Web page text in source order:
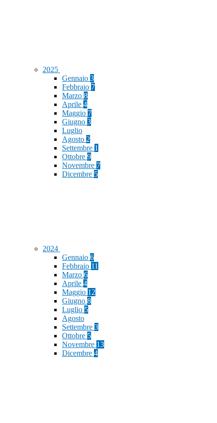
2025
Gennaio 3
Febbraio 7
Marzo 8
Aprile 4
Maggio 7
Giugno 3
Luglio
Agosto 2
Settembre 1
Ottobre 9
Novembre 7
Dicembre 5
2024
Gennaio 6
Febbraio 11
Marzo 6
Aprile 4
Maggio 12
Giugno 8
Luglio 5
Agosto
Settembre 3
Ottobre 5
Novembre 13
Dicembre 4